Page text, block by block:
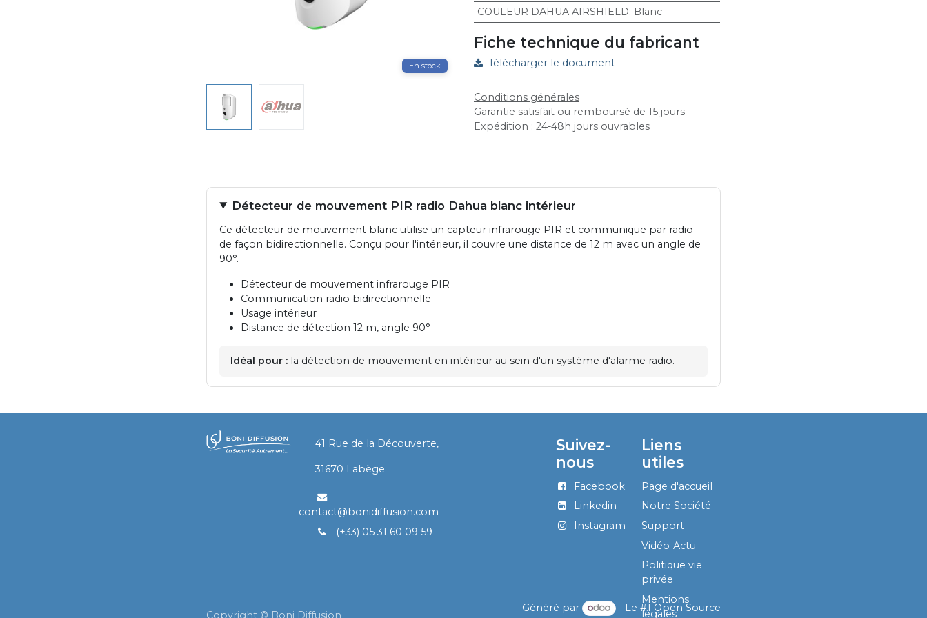
En stock
COULEUR DAHUA AIRSHIELD: Blanc
Fiche technique du fabricant
Télécharger le document
Conditions générales
Garantie satisfait ou remboursé de 15 jours
Expédition : 24-48h jours ouvrables
Détecteur de mouvement PIR radio Dahua blanc intérieur
Ce détecteur de mouvement blanc utilise un capteur infrarouge PIR et communique par radio
de façon bidirectionnelle. Conçu pour l'intérieur, il couvre une distance de 12 m avec un angle de
90°.
Détecteur de mouvement infrarouge PIR
Communication radio bidirectionnelle
Usage intérieur
Distance de détection 12 m, angle 90°
Idéal pour : la détection de mouvement en intérieur au sein d'un système d'alarme radio.
​41 Rue de la Découverte,
​31670 Labège
contact@bonidiffusion.com
(+33) 05 31 60 09 59
Liens
utiles
Page d'accueil
Notre Société
Support
Vidéo-Actu
Politique vie
privée
Mentions
légales
Suivez-
nous
Facebook
Linkedin
Instagram
Copyright © Boni Diffusion
Généré par - Le #1 Open Source